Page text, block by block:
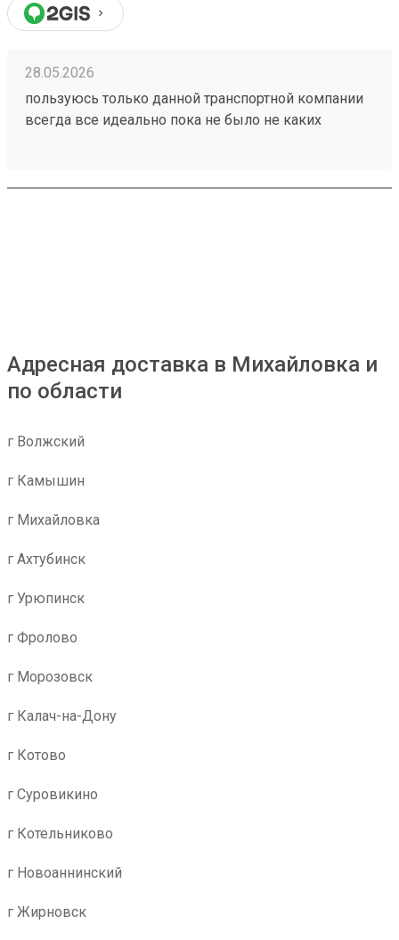
28.05.2026
пользуюсь только данной транспортной компании
всегда все идеально пока не было не каких
Адресная доставка в Михайловка и
по области
г Волжский
г Камышин
г Михайловка
г Ахтубинск
г Урюпинск
г Фролово
г Морозовск
г Калач-на-Дону
г Котово
г Суровикино
г Котельниково
г Новоаннинский
г Жирновск